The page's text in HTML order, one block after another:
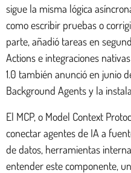
sigue la misma lógica
como escribir pruebas o
parte, añadió tareas en
Actions e integraciones
1.0 también anunció en junio
Background Agents y la
El MCP, o Model Context
conectar agentes de IA a
de datos, herramientas
entender este componente,